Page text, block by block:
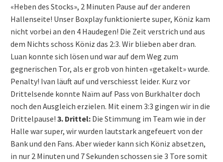
«Heben des Stocks», 2 Minuten Pause auf der anderen
Hallenseite! Unser Boxplay funktionierte super, Köniz kam
nicht vorbei an den 4 Haudegen! Die Zeit verstrich und aus
dem Nichts schoss Köniz das 2:3. Wir blieben aber dran.
Luan konnte sich lösen und war auf dem Weg zum
gegnerischen Tor, als er grob von hinten «getakelt» wurde.
Penalty! Ivan läuft auf und verschiesst leider. Kurz vor
Drittelsende konnte Naïm auf Pass von Burkhalter doch
noch den Ausgleich erzielen. Mit einem 3:3 gingen wir in die
Drittelpause! 3. Drittel: Die Stimmung im Team wie in der
Halle war super, wir wurden lautstark angefeuert von der
Bank und den Fans. Aber wieder kann sich Köniz absetzen,
in nur 2 Minuten und 7 Sekunden schossen sie 3 Tore somit